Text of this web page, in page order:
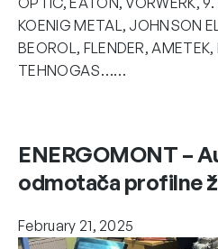
KOENIG METAL, JOHNSON
BEOROL, FLENDER,
TEHNOGAS……
ENERGOMONT –
odmotača profilne
February 21, 2025